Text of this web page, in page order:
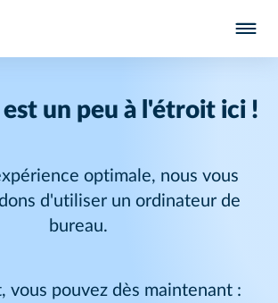
un peu à l'étroit ici !
optimale, nous vous
d'utiliser un ordinateur de
bureau.
vous pouvez dès maintenant :